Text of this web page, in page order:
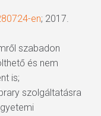
en; 2017.
szabadon
és nem
is;
szolgáltatásra